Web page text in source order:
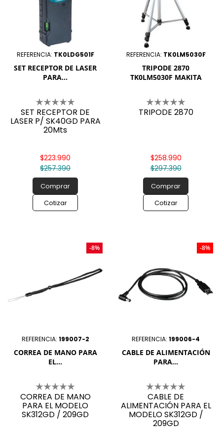
REFERENCIA: TK0LDG501F
SET RECEPTOR DE LASER
PARA...
SET RECEPTOR DE
LASER P/ SK40GD PARA
20Mts
$257.390
$223.990
Comprar
Cotizar
REFERENCIA: TK0LM5030F
TRIPODE 2870
TK0LM5030F MAKITA
TRIPODE 2870
$297.390
$258.990
Comprar
Cotizar
REFERENCIA: 199007-2
CORREA DE MANO PARA
EL...
CORREA DE MANO
PARA EL MODELO
SK312GD / 209GD
-8%
REFERENCIA: 199006-4
CABLE DE ALIMENTACIÓN
PARA...
CABLE DE
ALIMENTACIÓN PARA EL
MODELO SK312GD /
209GD
-8%